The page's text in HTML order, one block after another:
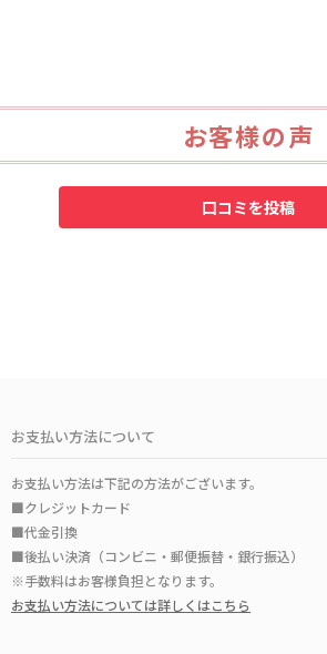
お客様の声
お支払い方法について
お支払い方法は下記の方法がございます。
■クレジットカード
■代金引換
■後払い決済（コンビニ・郵便振替・銀行振込）
※手数料はお客様負担となります。
お支払い方法については詳しくはこちら